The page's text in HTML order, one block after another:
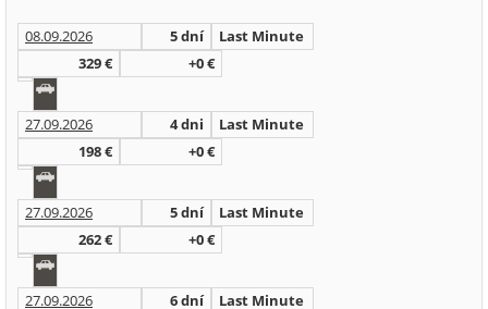
08.09.2026 5 dní
Last Minute
329 €
+0 €
27.09.2026 4 dni
Last Minute
198 €
+0 €
27.09.2026 5 dní
Last Minute
262 €
+0 €
27.09.2026 6 dní Last Minute